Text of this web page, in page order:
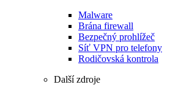
Malware
Brána firewall
Bezpečný prohlížeč
Síť VPN pro telefony
Rodičovská kontrola
Další zdroje